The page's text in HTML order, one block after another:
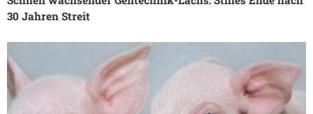
30 Jahren Streit